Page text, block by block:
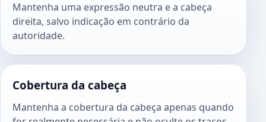
Mantenha uma expressão neutra e a cabeça
direita, salvo indicação em contrário da
autoridade.
Cobertura da cabeça
Mantenha a cobertura da cabeça apenas quando